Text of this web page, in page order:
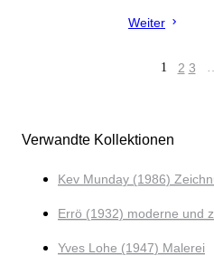
Weiter
1 2 3
Verwandte Kollektionen
Kev Munday (1986)
Errö (1932) moderne und
Yves Lohe (1947) Malerei